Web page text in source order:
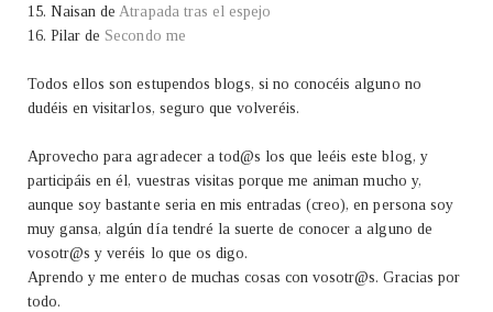
15. Naisan de Atrapada tras el espejo
16. Pilar deSecondo me
Todos ellos son estupendos blogs, si no conocéis alguno no
dudéis en visitarlos, seguro que volveréis.
Aprovecho para agradecer a tod@s los que leéis este blog, y
participáis en él, vuestras visitas porque me animan mucho y,
aunque soy bastante seria en mis entradas (creo), en persona soy
muy gansa, algún día tendré la suerte de conocer a alguno de
vosotr@s y veréis lo que os digo.
Aprendo y me entero de muchas cosas con vosotr@s. Gracias por
todo.